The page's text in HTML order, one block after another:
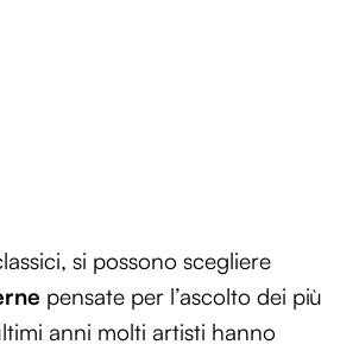
si possono scegliere
pensate per l’ascolto dei più
anni molti artisti hanno